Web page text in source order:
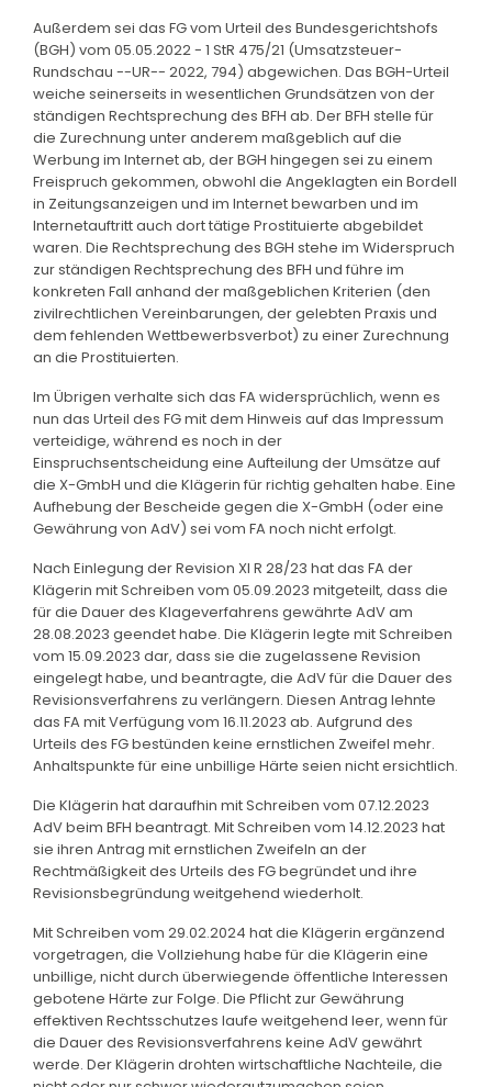
Außerdem sei das FG vom Urteil des Bundesgerichtshofs
(BGH) vom 05.05.2022 - 1 StR 475/21 (Umsatzsteuer-
Rundschau --UR-- 2022, 794) abgewichen. Das BGH-Urteil
weiche seinerseits in wesentlichen Grundsätzen von der
ständigen Rechtsprechung des BFH ab. Der BFH stelle für
die Zurechnung unter anderem maßgeblich auf die
Werbung im Internet ab, der BGH hingegen sei zu einem
Freispruch gekommen, obwohl die Angeklagten ein Bordell
in Zeitungsanzeigen und im Internet bewarben und im
Internetauftritt auch dort tätige Prostituierte abgebildet
waren. Die Rechtsprechung des BGH stehe im Widerspruch
zur ständigen Rechtsprechung des BFH und führe im
konkreten Fall anhand der maßgeblichen Kriterien (den
zivilrechtlichen Vereinbarungen, der gelebten Praxis und
dem fehlenden Wettbewerbsverbot) zu einer Zurechnung
an die Prostituierten.
Im Übrigen verhalte sich das FA widersprüchlich, wenn es
nun das Urteil des FG mit dem Hinweis auf das Impressum
verteidige, während es noch in der
Einspruchsentscheidung eine Aufteilung der Umsätze auf
die X-GmbH und die Klägerin für richtig gehalten habe. Eine
Aufhebung der Bescheide gegen die X-GmbH (oder eine
Gewährung von AdV) sei vom FA noch nicht erfolgt.
Nach Einlegung der Revision XI R 28/23 hat das FA der
Klägerin mit Schreiben vom 05.09.2023 mitgeteilt, dass die
für die Dauer des Klageverfahrens gewährte AdV am
28.08.2023 geendet habe. Die Klägerin legte mit Schreiben
vom 15.09.2023 dar, dass sie die zugelassene Revision
eingelegt habe, und beantragte, die AdV für die Dauer des
Revisionsverfahrens zu verlängern. Diesen Antrag lehnte
das FA mit Verfügung vom 16.11.2023 ab. Aufgrund des
Urteils des FG bestünden keine ernstlichen Zweifel mehr.
Anhaltspunkte für eine unbillige Härte seien nicht ersichtlich.
Die Klägerin hat daraufhin mit Schreiben vom 07.12.2023
AdV beim BFH beantragt. Mit Schreiben vom 14.12.2023 hat
sie ihren Antrag mit ernstlichen Zweifeln an der
Rechtmäßigkeit des Urteils des FG begründet und ihre
Revisionsbegründung weitgehend wiederholt.
Mit Schreiben vom 29.02.2024 hat die Klägerin ergänzend
vorgetragen, die Vollziehung habe für die Klägerin eine
unbillige, nicht durch überwiegende öffentliche Interessen
gebotene Härte zur Folge. Die Pflicht zur Gewährung
effektiven Rechtsschutzes laufe weitgehend leer, wenn für
die Dauer des Revisionsverfahrens keine AdV gewährt
werde. Der Klägerin drohten wirtschaftliche Nachteile, die